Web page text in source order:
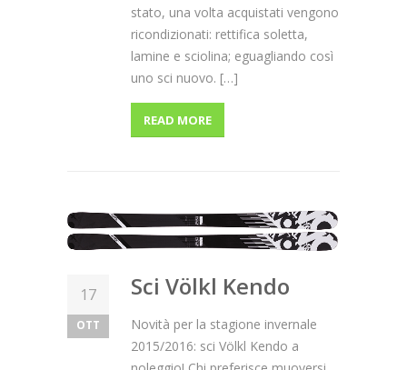
stato, una volta acquistati vengono
ricondizionati: rettifica soletta,
lamine e sciolina; eguagliando così
uno sci nuovo. […]
READ MORE
17
OTT
Sci Völkl Kendo
Novità per la stagione invernale
2015/2016: sci Völkl Kendo a